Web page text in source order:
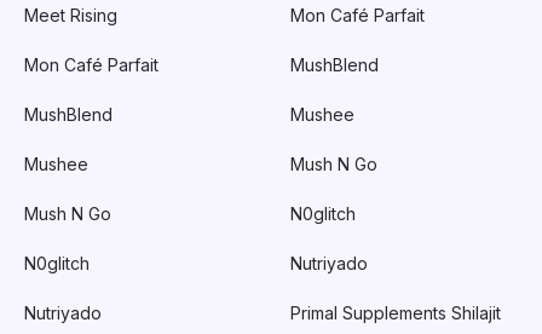
Meet Rising
Mon Café Parfait
MushBlend
Mushee
Mush N Go
N0glitch
Nutriyado
Mon Café Parfait
MushBlend
Mushee
Mush N Go
N0glitch
Nutriyado
Primal Supplements Shilajit